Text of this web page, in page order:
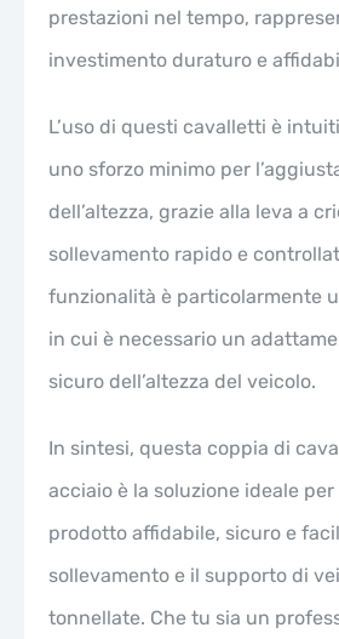
prestazioni nel tempo,
investimento duraturo e
L’uso di questi cavalletti è
uno sforzo minimo per
dell’altezza, grazie alla leva a
sollevamento rapido e
funzionalità è particolarmente
in cui è necessario un
sicuro dell’altezza del veicolo.
In sintesi, questa coppia di
acciaio è la soluzione ideale
prodotto affidabile, sicuro e
sollevamento e il supporto di
tonnellate. Che tu sia un